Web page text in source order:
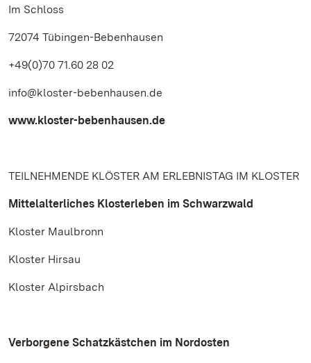
Im Schloss
72074 Tübingen-Bebenhausen
+49(0)70 71.60 28 02
info@kloster-bebenhausen.de
www.kloster-bebenhausen.de
TEILNEHMENDE KLÖSTER AM ERLEBNISTAG IM KLOSTER
Mittelalterliches Klosterleben im Schwarzwald
Kloster Maulbronn
Kloster Hirsau
Kloster Alpirsbach
Verborgene Schatzkästchen im Nordosten